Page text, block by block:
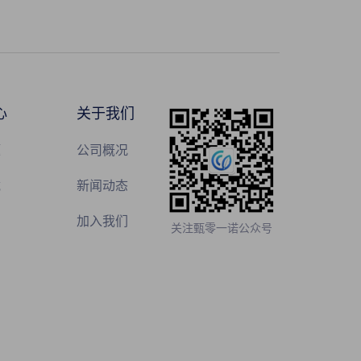
关于我们
公司概况
新闻动态
加入我们 关注甄零一诺公众号